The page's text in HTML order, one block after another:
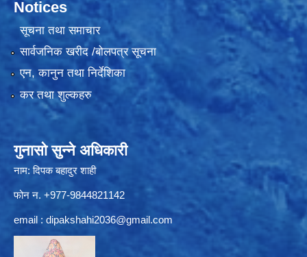
Notices
सूचना तथा समाचार
सार्वजनिक खरीद /बोलपत्र सूचना
एन, कानुन तथा निर्देशिका
कर तथा शुल्कहरु
गुनासो सुन्ने अधिकारी
नाम: दिपक बहादुर शाही
फोन न. +977-9844821142
email : dipakshahi2036@gmail.com